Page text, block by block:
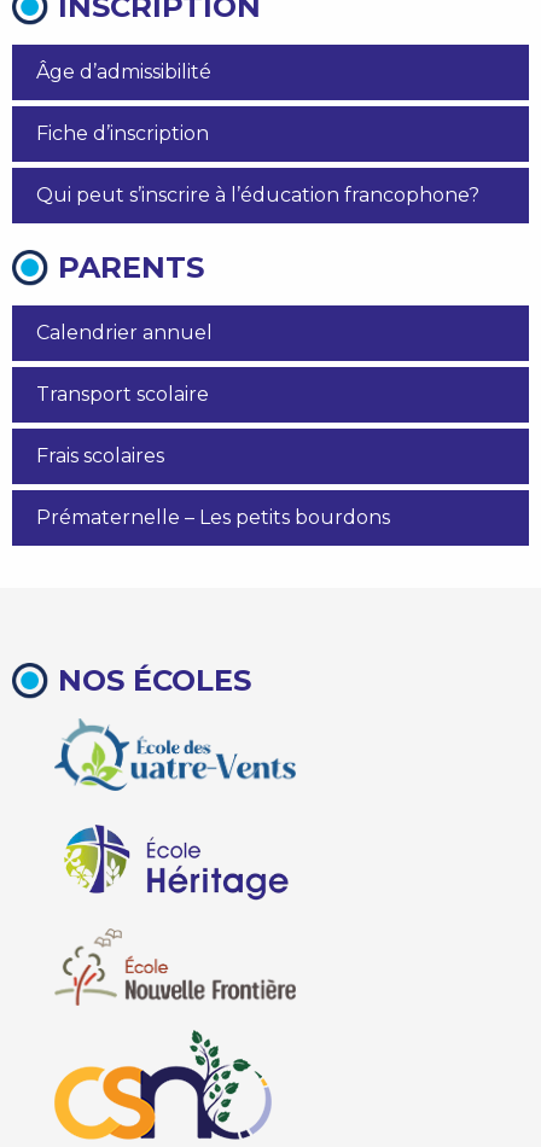
Âge d’admissibilité
Fiche d’inscription
Qui peut s’inscrire à l’éducation francophone?
PARENTS
Calendrier annuel
Transport scolaire
Frais scolaires
Prématernelle – Les petits bourdons
NOS ÉCOLES